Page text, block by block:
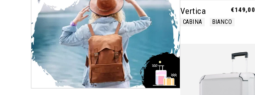
Vertica €149,00
CABINA BIANCO